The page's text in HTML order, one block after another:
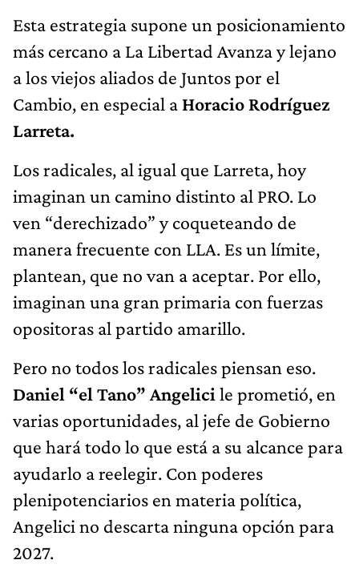
Esta estrategia supone un posicionamiento
más cercano a La Libertad Avanza y lejano
a los viejos aliados de Juntos por el
Cambio, en especial a Horacio Rodríguez
Larreta.
Los radicales, al igual que Larreta, hoy
imaginan un camino distinto al PRO. Lo
ven “derechizado” y coqueteando de
manera frecuente con LLA. Es un límite,
plantean, que no van a aceptar. Por ello,
imaginan una gran primaria con fuerzas
opositoras al partido amarillo.
Pero no todos los radicales piensan eso.
Daniel “el Tano” Angelici le prometió, en
varias oportunidades, al jefe de Gobierno
que hará todo lo que está a su alcance para
ayudarlo a reelegir. Con poderes
plenipotenciarios en materia política,
Angelici no descarta ninguna opción para
2027.